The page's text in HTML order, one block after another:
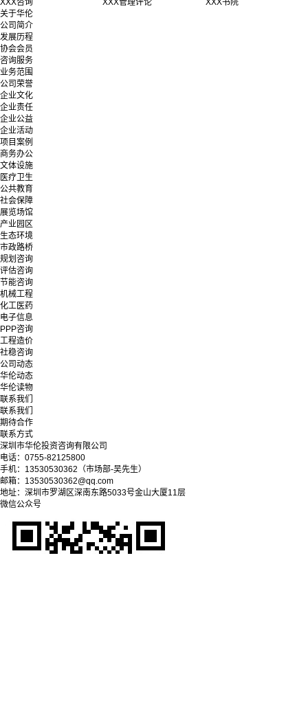
XXX咨询 XXX管理评论
XXX书院
关于华伦
公司简介
发展历程
协会会员
咨询服务
业务范围
公司荣誉
企业文化
企业责任
企业公益
企业活动
项目案例
商务办公
文体设施
医疗卫生
公共教育
社会保障
展览场馆
产业园区
生态环境
市政路桥
规划咨询
评估咨询
节能咨询
机械工程
化工医药
电子信息
PPP咨询
工程造价
社稳咨询
公司动态
华伦动态
华伦读物
联系我们
联系我们
期待合作
联系方式
深圳市华伦投资咨询有限公司
电话：0755-82125800
手机：13530530362（市场部-吴先生）
邮箱：13530530362@qq.com
地址：深圳市罗湖区深南东路5033号金山大厦11层
微信公众号